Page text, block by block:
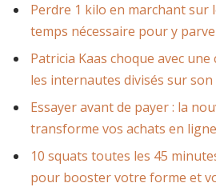
Perdre 1 kilo en marchant sur
temps nécessaire pour y
Patricia Kaas choque avec
les internautes divisés sur son
Essayer avant de payer : la
transforme vos achats en ligne
10 squats toutes les 45
pour booster votre forme et